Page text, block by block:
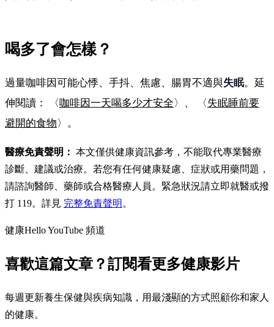
喝多了會怎樣？
過量咖啡因可能心悸、手抖、焦慮、腸胃不適與失眠。延
伸閱讀： 〈咖啡因一天喝多少才安全〉、 〈失眠睡前要
避開的食物〉。
醫療免責聲明： 本文僅供健康資訊參考，不能取代專業醫療
診斷、建議或治療。若您有任何健康疑慮、症狀或用藥問題，
請諮詢醫師、藥師或合格醫療人員。緊急狀況請立即就醫或撥
打 119。詳見 完整免責聲明 。
健康Hello YouTube 頻道
喜歡這篇文章？訂閱看更多健康影片
每週更新養生保健與疾病知識，用最淺顯的方式照顧你和家人
的健康。